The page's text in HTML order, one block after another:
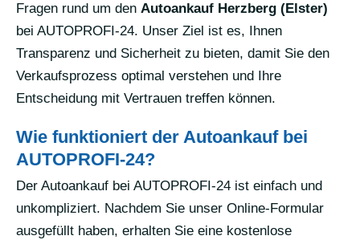
Fragen rund um den Autoankauf Herzberg (Elster)
bei AUTOPROFI-24. Unser Ziel ist es, Ihnen
Transparenz und Sicherheit zu bieten, damit Sie den
Verkaufsprozess optimal verstehen und Ihre
Entscheidung mit Vertrauen treffen können.
Wie funktioniert der Autoankauf bei
AUTOPROFI-24?
Der Autoankauf bei AUTOPROFI-24 ist einfach und
unkompliziert. Nachdem Sie unser Online-Formular
ausgefüllt haben, erhalten Sie eine kostenlose